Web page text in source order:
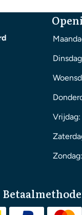
Vrijdag:
Zondag: